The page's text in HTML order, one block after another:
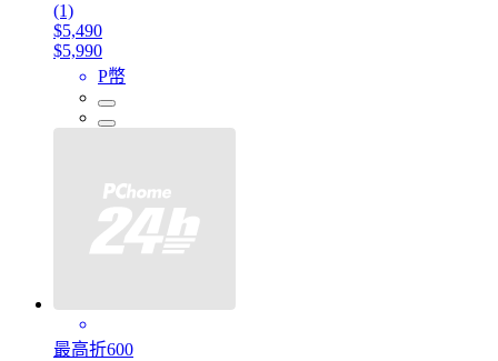
(1)
$5,490
$5,990
P幣
最高折600